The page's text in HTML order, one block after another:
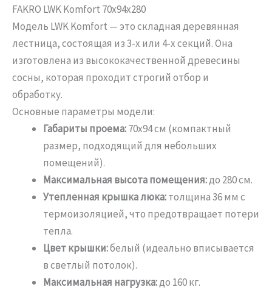
FAKRO LWK Komfort 70х94х280
Модель LWK Komfort — это складная деревянная
лестница, состоящая из 3-х или 4-х секций. Она
изготовлена из высококачественной древесины
сосны, которая проходит строгий отбор и
обработку.
Основные параметры модели:
Габариты проема:70х94 см (компактный
размер, подходящий для небольших
помещений).
Максимальная высота помещения:до 280 см.
Утепленная крышка люка:толщина 36 мм с
термоизоляцией, что предотвращает потери
тепла.
Цвет крышки:белый (идеально вписывается
в светлый потолок).
Максимальная нагрузка:до 160 кг.